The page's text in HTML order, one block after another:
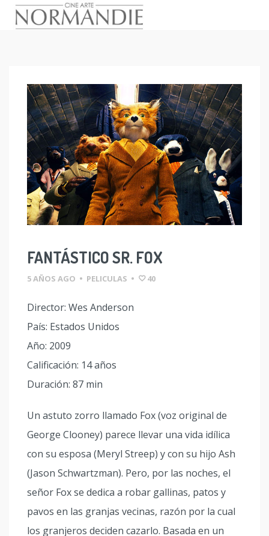
FANTÁSTICO SR. FOX
5 AÑOS AGO • PELICULAS • 40
Director: Wes Anderson
País: Estados Unidos
Año: 2009
Calificación: 14 años
Duración: 87 min
Un astuto zorro llamado Fox (voz original de
George Clooney) parece llevar una vida idílica
con su esposa (Meryl Streep) y con su hijo Ash
(Jason Schwartzman). Pero, por las noches, el
señor Fox se dedica a robar gallinas, patos y
pavos en las granjas vecinas, razón por la cual
los granjeros deciden cazarlo. Basada en un